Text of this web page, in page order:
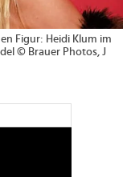
Figur: Heidi Klum im
© Brauer Photos, J